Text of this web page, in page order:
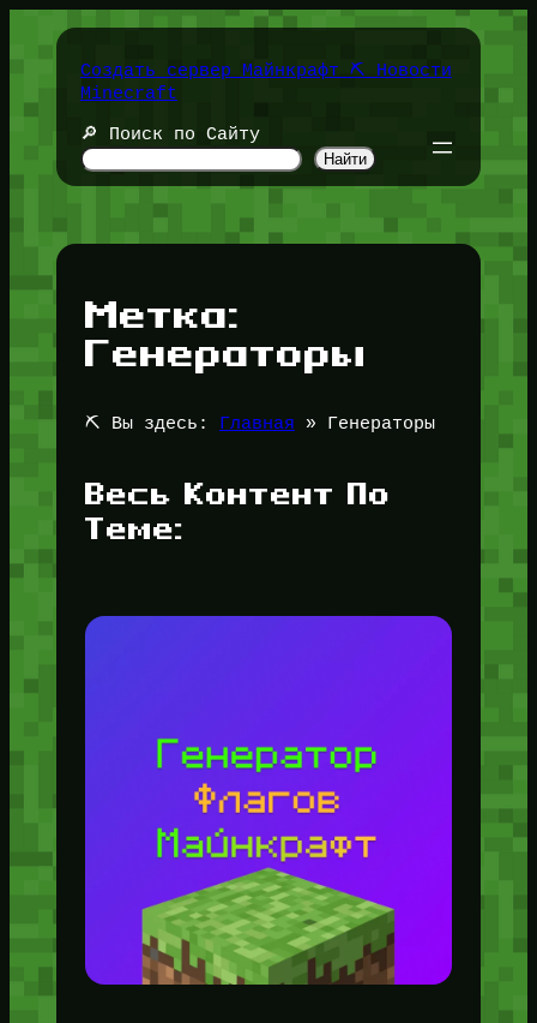
содержимомуСоздать сервер Майнкрафт ⛏️ Новости
Minecraft
🔎 Поиск по Сайту
Найти
Метка:
Генераторы
⛏️ Вы здесь: Главная » Генераторы
Весь Контент По
Теме: